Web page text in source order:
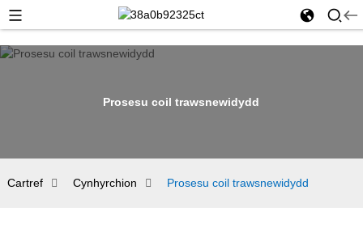
Prosesu coil trawsnewidydd
Cartref Cynhyrchion Prosesu coil trawsnewidydd